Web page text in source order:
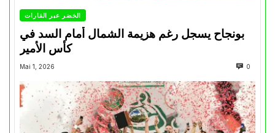
الخضر عبر القارات
بونجاح يسجل رغم هزيمة الشمال أمام السد في
كأس الأمير
Mai 1, 2026 0